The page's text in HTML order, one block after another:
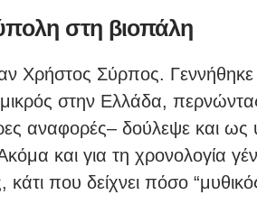
στη βιοπάλη
Χρήστος Σύρπος. Γεννήθηκε
στην Ελλάδα,
αναφορές– δούλεψε και ως
Ακόμα και για τη χρονολογία
που δείχνει πόσο